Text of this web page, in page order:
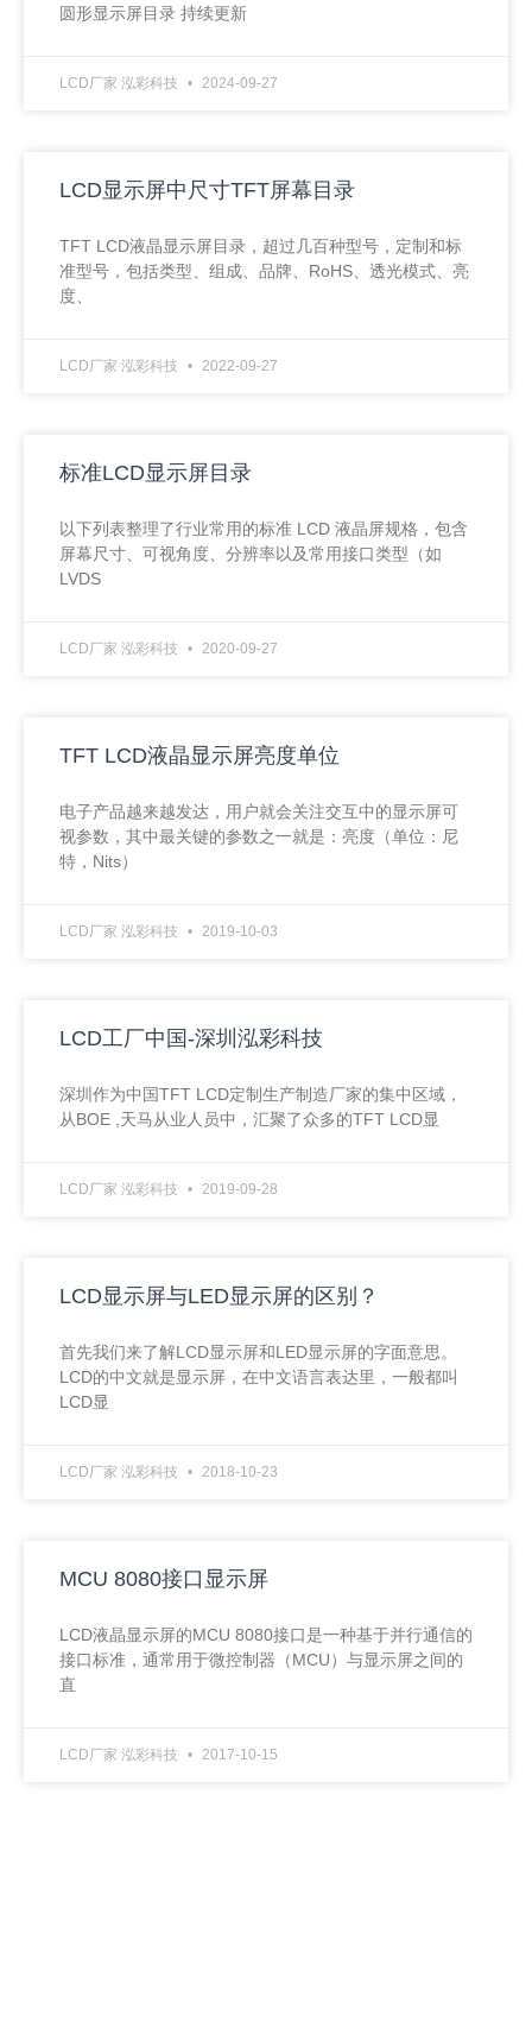
圆形显示屏目录 持续更新
LCD厂家 泓彩科技 2024-09-27
LCD显示屏中尺寸TFT屏幕目录
TFT LCD液晶显示屏目录，超过几百种型号，定制和标
准型号，包括类型、组成、品牌、RoHS、透光模式、亮
度、
LCD厂家 泓彩科技 2022-09-27
标准LCD显示屏目录
以下列表整理了行业常用的标准 LCD 液晶屏规格，包含
屏幕尺寸、可视角度、分辨率以及常用接口类型（如
LVDS
LCD厂家 泓彩科技 2020-09-27
TFT LCD液晶显示屏亮度单位
电子产品越来越发达，用户就会关注交互中的显示屏可
视参数，其中最关键的参数之一就是：亮度（单位：尼
特，Nits）
LCD厂家 泓彩科技 2019-10-03
LCD工厂中国-深圳泓彩科技
深圳作为中国TFT LCD定制生产制造厂家的集中区域，
从BOE ,天马从业人员中，汇聚了众多的TFT LCD显
LCD厂家 泓彩科技 2019-09-28
LCD显示屏与LED显示屏的区别？
首先我们来了解LCD显示屏和LED显示屏的字面意思。
LCD的中文就是显示屏，在中文语言表达里，一般都叫
LCD显
LCD厂家 泓彩科技 2018-10-23
MCU 8080接口显示屏
LCD液晶显示屏的MCU 8080接口是一种基于并行通信的
接口标准，通常用于微控制器（MCU）与显示屏之间的
直
LCD厂家 泓彩科技 2017-10-15